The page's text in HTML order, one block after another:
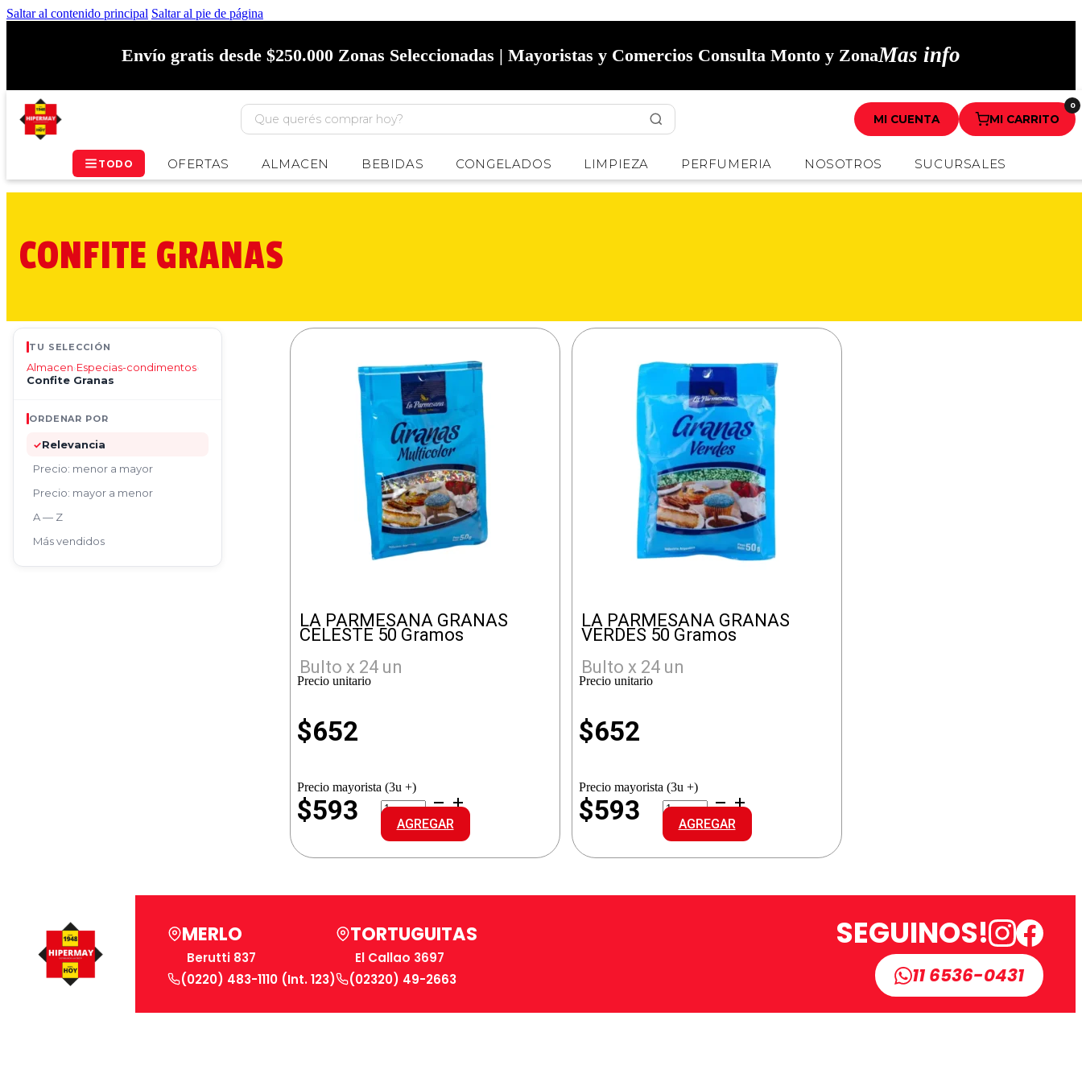
Saltar al contenido principal Saltar al pie de página
Envío gratis desde $250.000 Zonas Seleccionadas | Mayoristas y Comercios Consulta Monto y ZonaMas info
MI CUENTA MI CARRITO
0
TODO OFERTAS ALMACEN BEBIDAS CONGELADOS LIMPIEZA PERFUMERIA NOSOTROS SUCURSALES
CONFITE GRANAS
TU SELECCIÓN
Almacen›Especias-condimentos›
Confite Granas
ORDENAR POR
✓Relevancia
Precio: menor a mayor
Precio: mayor a menor
A — Z
Más vendidos
LA PARMESANA GRANAS
CELESTE 50 Gramos
Bulto x 24 un
Precio unitario
$652
Precio mayorista (3u +)
$593
LA
PARMESANA
GRANAS
CELESTE
cantidad
AGREGAR
LA PARMESANA GRANAS
VERDES 50 Gramos
Bulto x 24 un
Precio unitario
$652
Precio mayorista (3u +)
$593
LA
PARMESANA
GRANAS
VERDES
cantidad
AGREGAR
MERLO
Berutti 837
(0220) 483-1110 (Int. 123)
TORTUGUITAS
El Callao 3697
(02320) 49-2663
SEGUINOS!
11 6536-0431